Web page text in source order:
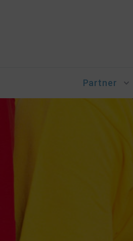
Partner